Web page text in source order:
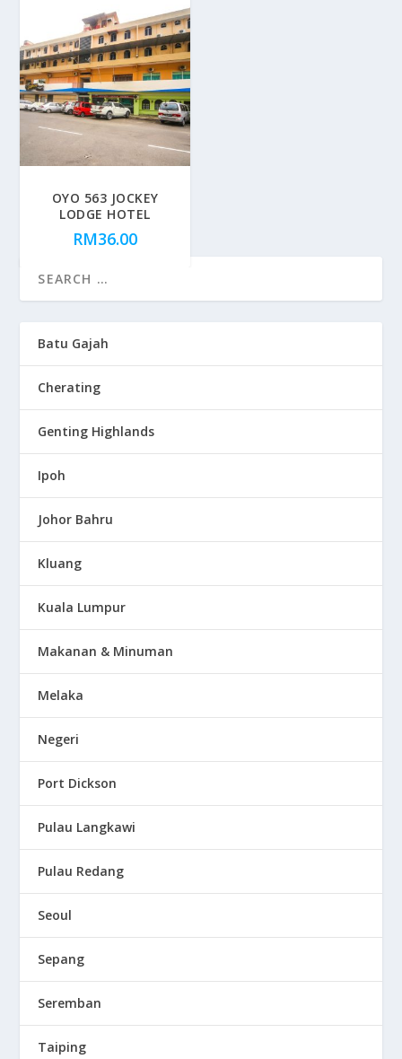
OYO 563 JOCKEY
LODGE HOTEL
RM36.00
Batu Gajah
Cherating
Genting Highlands
Ipoh
Johor Bahru
Kluang
Kuala Lumpur
Makanan & Minuman
Melaka
Negeri
Port Dickson
Pulau Langkawi
Pulau Redang
Seoul
Sepang
Seremban
Taiping